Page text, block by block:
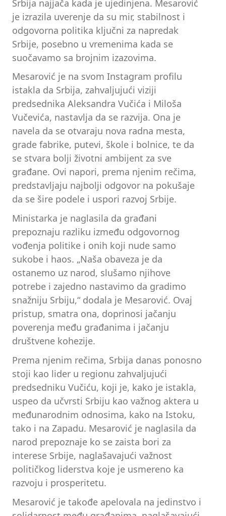
Srbija najjača kada je ujedinjena. Mesarović
je izrazila uverenje da su mir, stabilnost i
odgovorna politika ključni za napredak
Srbije, posebno u vremenima kada se
suočavamo sa brojnim izazovima.
Mesarović je na svom Instagram profilu
istakla da Srbija, zahvaljujući viziji
predsednika Aleksandra Vučića i Miloša
Vučevića, nastavlja da se razvija. Ona je
navela da se otvaraju nova radna mesta,
grade fabrike, putevi, škole i bolnice, te da
se stvara bolji životni ambijent za sve
građane. Ovi napori, prema njenim rečima,
predstavljaju najbolji odgovor na pokušaje
da se šire podele i uspori razvoj Srbije.
Ministarka je naglasila da građani
prepoznaju razliku između odgovornog
vođenja politike i onih koji nude samo
sukobe i haos. „Naša obaveza je da
ostanemo uz narod, slušamo njihove
potrebe i zajedno nastavimo da gradimo
snažniju Srbiju,“ dodala je Mesarović. Ovaj
pristup, smatra ona, doprinosi jačanju
poverenja među građanima i jačanju
društvene kohezije.
Prema njenim rečima, Srbija danas ponosno
stoji kao lider u regionu zahvaljujući
predsedniku Vučiću, koji je, kako je istakla,
uspeo da učvrsti Srbiju kao važnog aktera u
međunarodnim odnosima, kako na Istoku,
tako i na Zapadu. Mesarović je naglasila da
narod prepoznaje ko se zaista bori za
interese Srbije, naglašavajući važnost
političkog liderstva koje je usmereno ka
razvoju i prosperitetu.
Mesarović je takođe apelovala na jedinstvo i